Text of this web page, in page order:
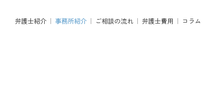
弁護士紹介 事務所紹介 ご相談の流れ 弁護士費用 コラム